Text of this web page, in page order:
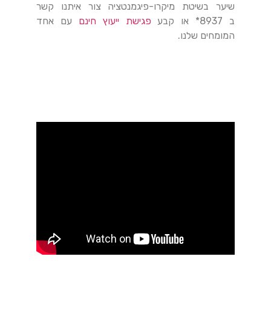
שיער בשיטת מיקרו-פיגמנטציה צור איתנו קשר
ב 8937* או קבע
פגישת ייעוץ חינם עם אחד
המומחים שלנו.